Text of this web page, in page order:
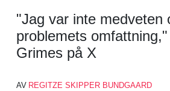
"Jag var inte medveten
problemets
Grimes på X
AV REGITZE SKIPPER BUNDGAARD